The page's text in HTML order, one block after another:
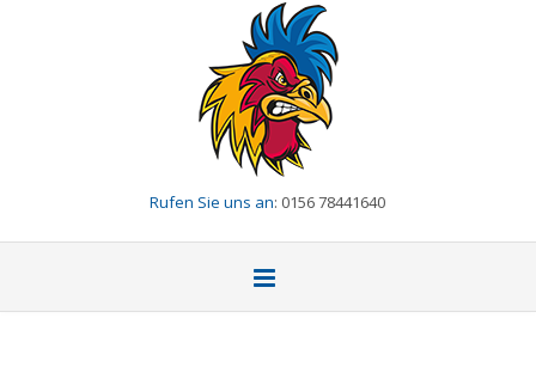
Rufen Sie uns an: 0156 78441640